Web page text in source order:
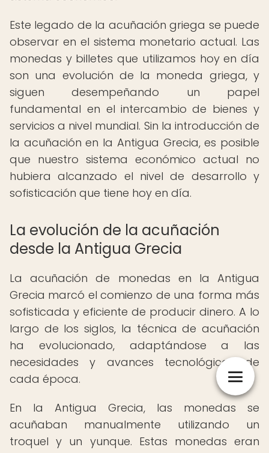
Este legado de la acuñación griega se puede
observar en el sistema monetario actual. Las
monedas y billetes que utilizamos hoy en día
son una evolución de la moneda griega, y
siguen desempeñando un papel
fundamental en el intercambio de bienes y
servicios a nivel mundial. Sin la introducción de
la acuñación en la Antigua Grecia, es posible
que nuestro sistema económico actual no
hubiera alcanzado el nivel de desarrollo y
sofisticación que tiene hoy en día.
La evolución de la acuñación
desde la Antigua Grecia
La acuñación de monedas en la Antigua
Grecia marcó el comienzo de una forma más
sofisticada y eficiente de producir dinero. A lo
largo de los siglos, la técnica de acuñación
ha evolucionado, adaptándose a las
necesidades y avances tecnológicos de
cada época.
En la Antigua Grecia, las monedas se
acuñaban manualmente utilizando un
troquel y un yunque. Estas monedas eran